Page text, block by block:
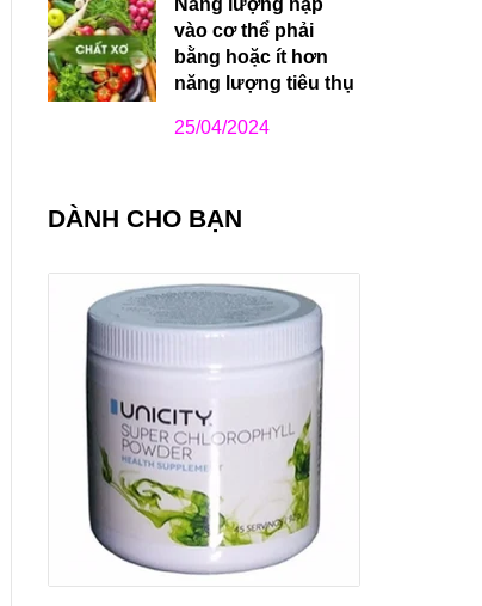
Năng lượng nạp
vào cơ thể phải
bằng hoặc ít hơn
năng lượng tiêu thụ
25/04/2024
DÀNH CHO BẠN